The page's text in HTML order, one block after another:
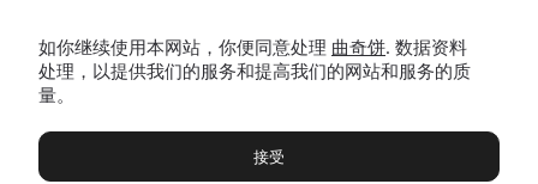
博物馆 展览及展览 Чаты Вы
如你继续使用本网站，你便同意处理 曲奇饼. 数据资料
处理，以提供我们的服务和提高我们的网站和服务的质
量。
接受